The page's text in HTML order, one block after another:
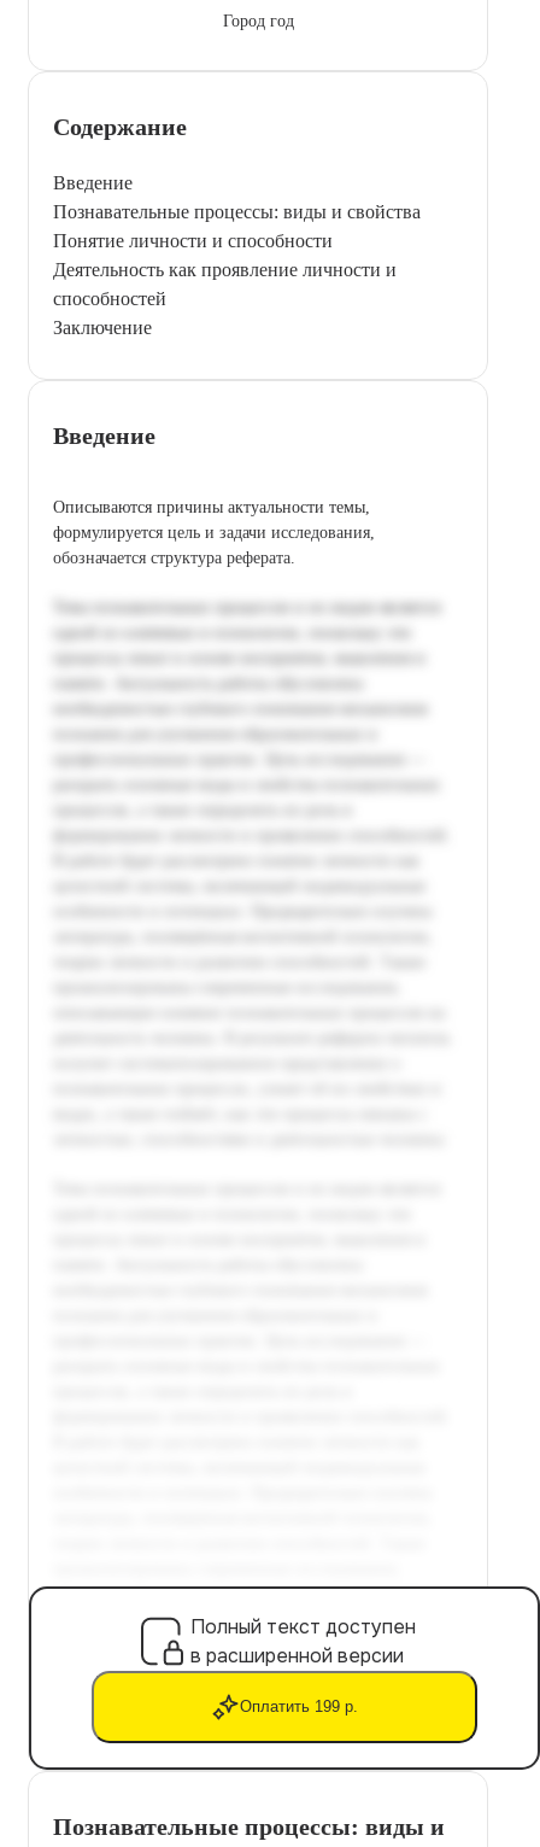
Город год
Содержание
Введение
Познавательные процессы: виды и свойства
Понятие личности и способности
Деятельность как проявление личности и
способностей
Заключение
Введение
Описываются причины актуальности темы,
формулируется цель и задачи исследования,
обозначается структура реферата.
Полный текст доступен
в расширенной версии
Оплатить 199 р.
Познавательные процессы: виды и